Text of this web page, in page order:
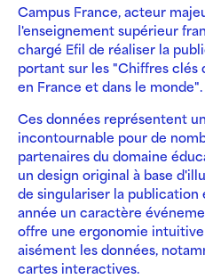
Campus France, acteur
l'enseignement supérieur
chargé Efil de réaliser la
portant sur les "Chiffres
en France et dans le monde".
Ces données représentent
incontournable pour de
partenaires du domaine
un design original à base
de singulariser la
année un caractère
offre une ergonomie
aisément les données,
cartes interactives.